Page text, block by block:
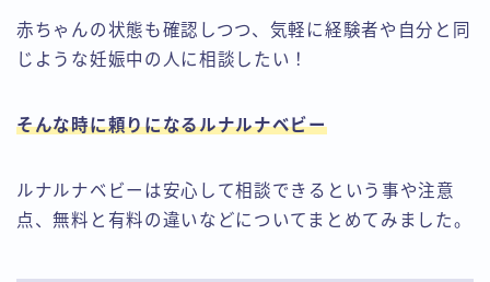
赤ちゃんの状態も確認しつつ、気軽に経験者や自分と同
じような妊娠中の人に相談したい！
そんな時に頼りになるルナルナベビー
ルナルナベビーは安心して相談できるという事や注意
点、無料と有料の違いなどについてまとめてみました。